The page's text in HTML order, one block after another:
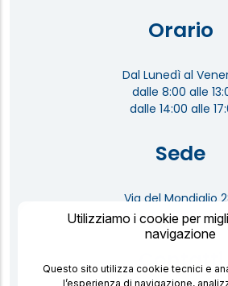
Orario
Dal Lunedì al
dalle 8:00 alle
dalle 14:00 alle
Sede
Via del Mondiglio
Rosignano Marittimo
Contatti
Utilizziamo i cookie per
navigazione
Questo sito utilizza cookie tecnici e
l’esperienza di navigazione,